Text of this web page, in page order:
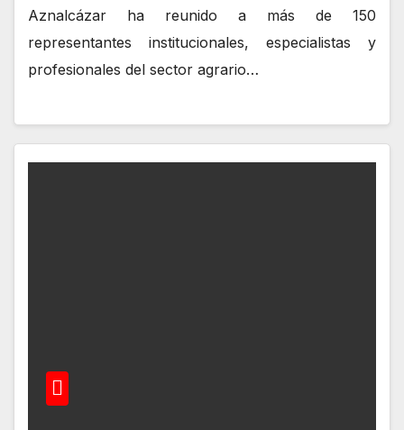
Aznalcázar ha reunido a más de 150
representantes institucionales, especialistas y
profesionales del sector agrario…